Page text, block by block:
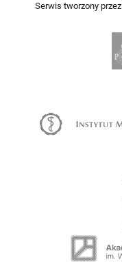
Serwis tworzony